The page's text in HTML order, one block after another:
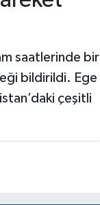
saatlerinde bir
bildirildi. Ege
çeşitli